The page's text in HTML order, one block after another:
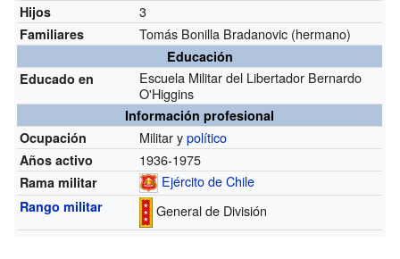
Hijos 3
Familiares Tomás Bonilla Bradanovic (hermano)
Educación
Educado en
Escuela Militar del Libertador Bernardo
O'Higgins
Información profesional
Ocupación
Militar ypolítico
Años activo 1936-1975
Rama militar Ejército de Chile
Rango militar General de División